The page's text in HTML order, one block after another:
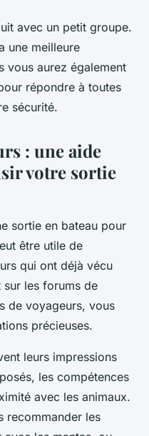
avec un petit groupe.
une meilleure
vous aurez également
répondre à toutes
sécurité.
: une aide
votre sortie
sortie en bateau pour
être utile de
qui ont déjà vécu
sur les forums de
de voyageurs, vous
précieuses.
leurs impressions
les compétences
avec les animaux.
recommander les